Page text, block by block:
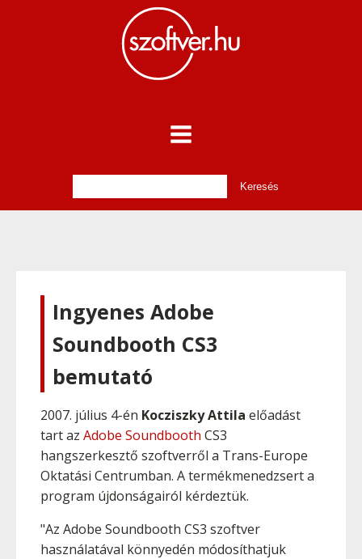
Ingyenes Adobe
Soundbooth CS3
bemutató
2007. július 4-én Kocziszky Attila előadást
tart az Adobe Soundbooth CS3
hangszerkesztő szoftverről a Trans-Europe
Oktatási Centrumban. A termékmenedzsert a
program újdonságairól kérdeztük.
"Az Adobe Soundbooth CS3 szoftver
használatával könnyedén módosíthatjuk